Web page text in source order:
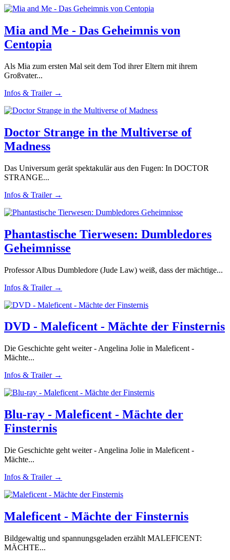
Mia and Me - Das Geheimnis von
Centopia
Als Mia zum ersten Mal seit dem Tod ihrer Eltern mit ihrem
Großvater...
Infos & Trailer →
Doctor Strange in the Multiverse of
Madness
Das Universum gerät spektakulär aus den Fugen: In DOCTOR
STRANGE...
Infos & Trailer →
Phantastische Tierwesen: Dumbledores
Geheimnisse
Professor Albus Dumbledore (Jude Law) weiß, dass der mächtige...
Infos & Trailer →
DVD - Maleficent - Mächte der Finsternis
Die Geschichte geht weiter - Angelina Jolie in Maleficent -
Mächte...
Infos & Trailer →
Blu-ray - Maleficent - Mächte der
Finsternis
Die Geschichte geht weiter - Angelina Jolie in Maleficent -
Mächte...
Infos & Trailer →
Maleficent - Mächte der Finsternis
Bildgewaltig und spannungsgeladen erzählt MALEFICENT:
MÄCHTE...